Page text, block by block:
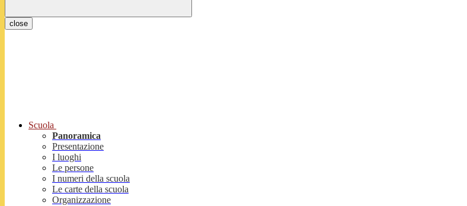
close
Scuola
Panoramica
Presentazione
I luoghi
Le persone
I numeri della scuola
Le carte della scuola
Organizzazione